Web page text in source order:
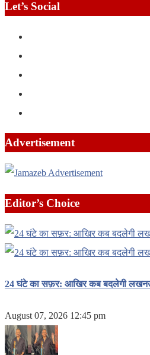
Let’s Social
Advertisement
Editor’s Choice
24 घंटे का सफ़र: आखिर कब बदलेगी
August 07, 2026 12:45 pm